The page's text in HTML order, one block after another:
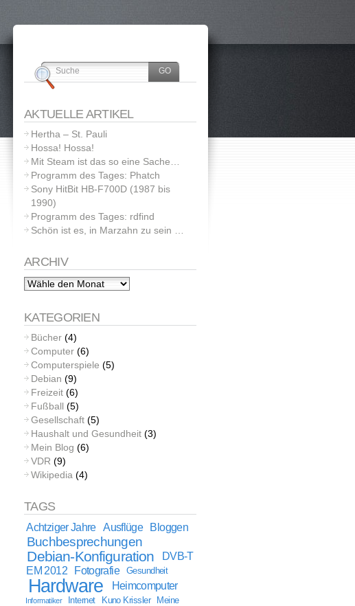
AKTUELLE ARTIKEL
Hertha – St. Pauli
Hossa! Hossa!
Mit Steam ist das so eine Sache…
Programm des Tages: Phatch
Sony HitBit HB-F700D (1987 bis
1990)
Programm des Tages: rdfind
Schön ist es, in Marzahn zu sein …
ARCHIV
KATEGORIEN
Bücher (4)
Computer (6)
Computerspiele (5)
Debian (9)
Freizeit (6)
Fußball (5)
Gesellschaft (5)
Haushalt und Gesundheit (3)
Mein Blog (6)
VDR (9)
Wikipedia (4)
TAGS
Achtziger Jahre Ausflüge Bloggen
Buchbesprechungen
Debian-Konfiguration
DVB-T
EM 2012
Fotografie Gesundheit
Hardware Heimcomputer
Informatiker Internet Kuno Krissler
Meine